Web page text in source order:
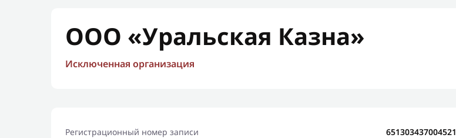
ООО «Уральская Казна»
Исключенная организация
Регистрационный номер записи 651303437004521